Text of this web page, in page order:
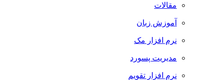
مقالات
آموزش زبان
نرم افزار مک
مدیریت پسورد
نرم افزار تقویم